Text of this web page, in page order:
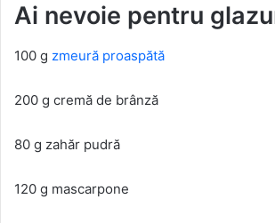
Ai nevoie pentru
100 g zmeură proaspătă
200 g cremă de brânză
80 g zahăr pudră
120 g mascarpone